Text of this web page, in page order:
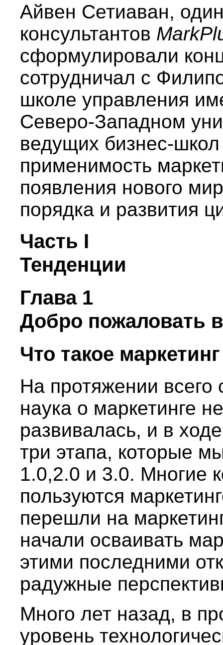
Айвен Сетиаван,
консультантов
сформулировали
сотрудничал с
школе управления
Северо-Западном
ведущих бизнес-
применимость
появления нового
порядка и развития
Часть I
Тенденции
Глава 1
Добро пожаловать
Что такое
На протяжении всего
наука о маркетинге
развивалась, и в
три этапа, которые
1.0,2.0 и 3.0. Многие
пользуются
перешли на
начали осваивать
этими последними
радужные
Много лет назад, в
уровень